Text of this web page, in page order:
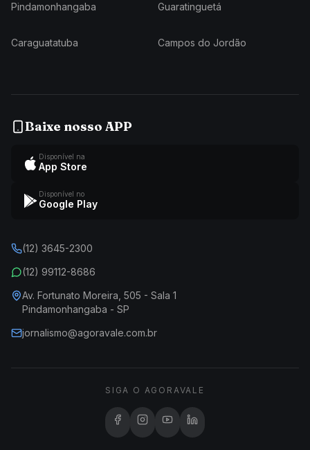
Pindamonhangaba Guaratinguetá
Caraguatatuba Campos do Jordão
Baixe nosso APP
Disponível na
App Store
Disponível no
Google Play
(12) 3645-2300
(12) 99112-8686
Av. Fortunato Moreira, 505 - Sala 1
Pindamonhangaba - SP
jornalismo@agoravale.com.br
SIGA O AGORAVALE